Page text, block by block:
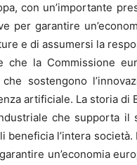
con un’importante
per garantire
e di assumersi la
la Commissione
sostengono
artificiale. La storia
che supporta
beneficia l’intera
un’economia